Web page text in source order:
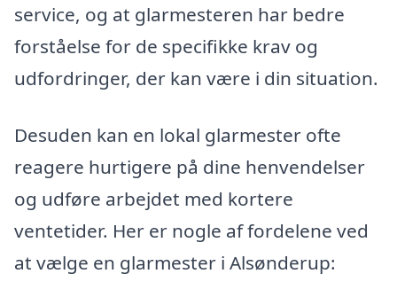
service, og at glarmesteren har bedre
forståelse for de specifikke krav og
udfordringer, der kan være i din situation.
Desuden kan en lokal glarmester ofte
reagere hurtigere på dine henvendelser
og udføre arbejdet med kortere
ventetider. Her er nogle af fordelene ved
at vælge en glarmester i Alsønderup: